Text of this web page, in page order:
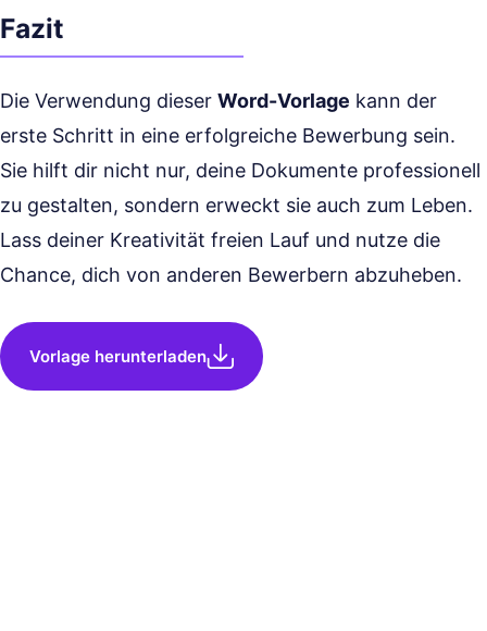
Fazit
Die Verwendung dieser Word-Vorlage kann der
erste Schritt in eine erfolgreiche Bewerbung sein.
Sie hilft dir nicht nur, deine Dokumente professionell
zu gestalten, sondern erweckt sie auch zum Leben.
Lass deiner Kreativität freien Lauf und nutze die
Chance, dich von anderen Bewerbern abzuheben.
Vorlage herunterladen